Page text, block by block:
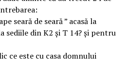
seară de seară ” acasă la
sediile din K2 și T 14? și pentru
ce este cu casa domnului